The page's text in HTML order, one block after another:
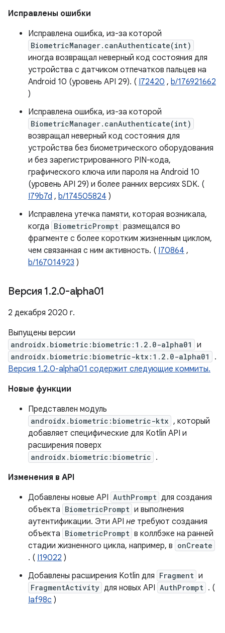
Исправлены ошибки
Исправлена ​​ошибка, из-за которой
BiometricManager.canAuthenticate(int)
иногда возвращал неверный код состояния для
устройства с датчиком отпечатков пальцев на
Android 10 (уровень API 29). ( I72420 , b/176921662
)
Исправлена ​​ошибка, из-за которой
BiometricManager.canAuthenticate(int)
возвращал неверный код состояния для
устройства без биометрического оборудования
и без зарегистрированного PIN-кода,
графического ключа или пароля на Android 10
(уровень API 29) и более ранних версиях SDK. (
I79b7d , b/174505824 )
Исправлена ​​утечка памяти, которая возникала,
когда BiometricPrompt размещался во
фрагменте с более коротким жизненным циклом,
чем связанная с ним активность. ( I70864 ,
b/167014923 )
Версия 1.2.0-alpha01
2 декабря 2020 г.
Выпущены версии
androidx.biometric:biometric:1.2.0-alpha01 и
androidx.biometric:biometric-ktx:1.2.0-alpha01
.
Версия 1.2.0-alpha01 содержит следующие коммиты.
Новые функции
Представлен модуль
androidx.biometric:biometric-ktx , который
добавляет специфические для Kotlin API и
расширения поверх
androidx.biometric:biometric .
Изменения в API
Добавлены новые API AuthPrompt для создания
объекта BiometricPrompt и выполнения
аутентификации. Эти API не требуют создания
объекта BiometricPrompt в коллбэке на ранней
стадии жизненного цикла, например, в onCreate
. ( I19022 )
Добавлены расширения Kotlin для Fragment и
FragmentActivity для новых API AuthPrompt . (
Iaf98c )